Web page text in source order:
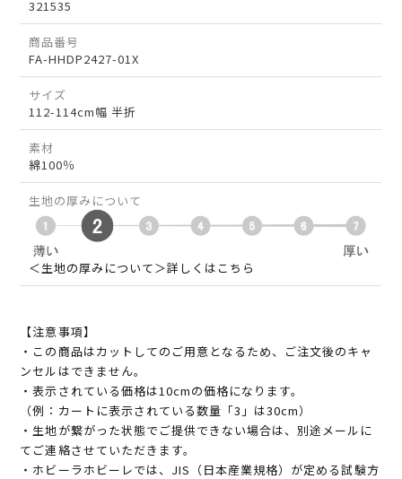
321535
商品番号
FA-HHDP2427-01X
サイズ
112-114cm幅 半折
素材
綿100％
生地の厚みについて
＜生地の厚みについて＞詳しくはこちら
【注意事項】
・この商品はカットしてのご用意となるため、ご注文後のキャ
ンセルはできません。
・表示されている価格は10cmの価格になります。
（例：カートに表示されている数量「3」は30cm）
・生地が繋がった状態でご提供できない場合は、別途メールに
てご連絡させていただきます。
・ホビーラホビーレでは、JIS（日本産業規格）が定める試験方